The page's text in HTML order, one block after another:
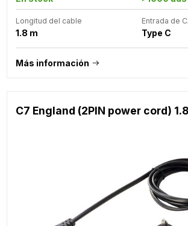
Longitud del cable
1.8 m
Entrada de
Type C
Más información
C7 England (2PIN power cord)